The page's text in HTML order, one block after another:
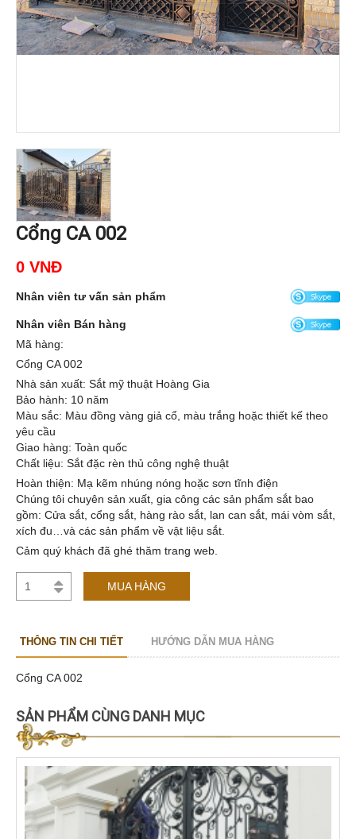
Cổng CA 002
0 VNĐ
Nhân viên tư vấn sản phẩm
Nhân viên Bán hàng
Mã hàng:
Cổng CA 002
Nhà sản xuất: Sắt mỹ thuật Hoàng Gia
Bảo hành: 10 năm
Màu sắc: Màu đồng vàng giả cổ, màu trắng hoặc thiết kế theo
yêu cầu
Giao hàng: Toàn quốc
Chất liệu: Sắt đặc rèn thủ công nghệ thuật
Hoàn thiện: Mạ kẽm nhúng nóng hoặc sơn tĩnh điện
Chúng tôi chuyên sản xuất, gia công các sản phẩm sắt bao
gồm: Cửa sắt, cổng sắt, hàng rào sắt, lan can sắt, mái vòm sắt,
xích đu…và các sản phẩm về vật liệu sắt.
Cảm quý khách đã ghé thăm trang web.
MUA HÀNG
THÔNG TIN CHI TIẾT HƯỚNG DẪN MUA HÀNG
Cổng CA 002
SẢN PHẨM CÙNG DANH MỤC